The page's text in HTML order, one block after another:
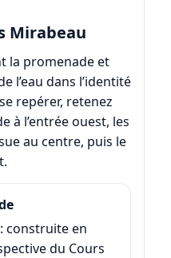
Mirabeau
la promenade et
l’eau dans l’identité
repérer, retenez
à l’entrée ouest, les
au centre, puis le
construite en
du Cours